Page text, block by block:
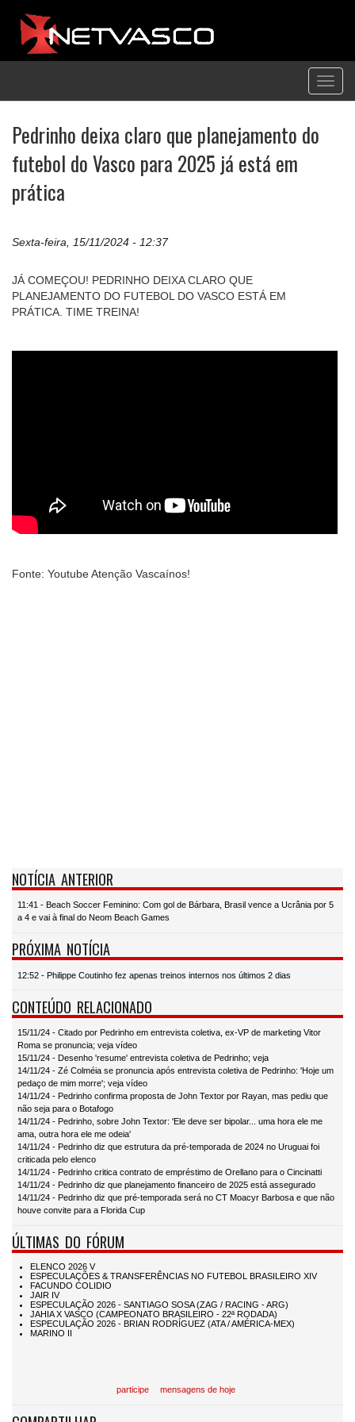
Pedrinho deixa claro que planejamento do
futebol do Vasco para 2025 já está em
prática
Sexta-feira, 15/11/2024 - 12:37
JÁ COMEÇOU! PEDRINHO DEIXA CLARO QUE
PLANEJAMENTO DO FUTEBOL DO VASCO ESTÁ EM
PRÁTICA. TIME TREINA!
Fonte: Youtube Atenção Vascaínos!
NOTÍCIA ANTERIOR
11:41 - Beach Soccer Feminino: Com gol de Bárbara, Brasil vence a Ucrânia por 5
a 4 e vai à final do Neom Beach Games
PRÓXIMA NOTÍCIA
12:52 - Philippe Coutinho fez apenas treinos internos nos últimos 2 dias
CONTEÚDO RELACIONADO
15/11/24 - Citado por Pedrinho em entrevista coletiva, ex-VP de marketing Vitor
Roma se pronuncia; veja vídeo
15/11/24 - Desenho 'resume' entrevista coletiva de Pedrinho; veja
14/11/24 - Zé Colméia se pronuncia após entrevista coletiva de Pedrinho: 'Hoje um
pedaço de mim morre'; veja vídeo
14/11/24 - Pedrinho confirma proposta de John Textor por Rayan, mas pediu que
não seja para o Botafogo
14/11/24 - Pedrinho, sobre John Textor: 'Ele deve ser bipolar... uma hora ele me
ama, outra hora ele me odeia'
14/11/24 - Pedrinho diz que estrutura da pré-temporada de 2024 no Uruguai foi
criticada pelo elenco
14/11/24 - Pedrinho critica contrato de empréstimo de Orellano para o Cincinatti
14/11/24 - Pedrinho diz que planejamento financeiro de 2025 está assegurado
14/11/24 - Pedrinho diz que pré-temporada será no CT Moacyr Barbosa e que não
houve convite para a Florida Cup
ÚLTIMAS DO FÓRUM
participe mensagens de hoje